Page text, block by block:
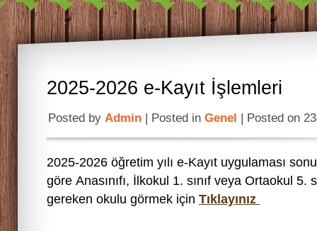
2025-2026 e-Kayıt İşlemleri
Posted by Admin | Posted in Genel | Posted on
2025-2026 öğretim yılı e-Kayıt uygulaması
göre Anasınıfı, İlkokul 1. sınıf veya Ortaokul 5.
gereken okulu görmek için Tıklayınız